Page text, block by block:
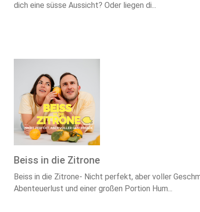
dich eine süsse Aussicht? Oder liegen di...
Beiss in die Zitrone
Beiss in die Zitrone- Nicht perfekt, aber voller
Abenteuerlust und einer großen Portion Hum...